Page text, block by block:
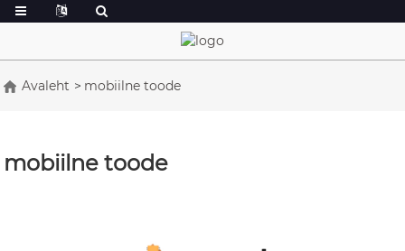
Avaleht mobiilne toode
mobiilne toode